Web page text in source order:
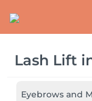
Lash Lift
Eyebrows and